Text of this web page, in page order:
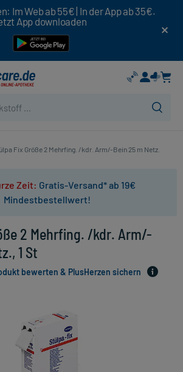
Im Web ab 55€ | In der App ab 35€.
App downloaden
Fix Größe 2 Mehrfing. /kdr. Arm/-Bein 25 m Netz.
Zeit: Gratis-Versand* ab 19€
Mindestbestellwert!
2 Mehrfing. /kdr. Arm/-
1 St
bewerten & PlusHerzen sichern